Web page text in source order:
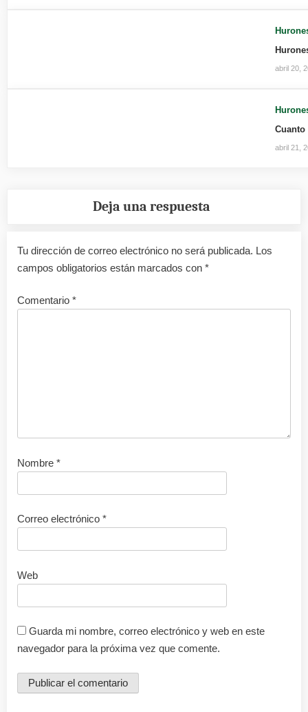
abril 20,
abril 21,
Deja una respuesta
Tu dirección de correo electrónico no será publicada. Los
campos obligatorios están marcados con *
Comentario *
Nombre *
Correo electrónico *
Web
Guarda mi nombre, correo electrónico y web en este
navegador para la próxima vez que comente.